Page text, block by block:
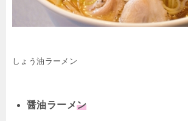
しょう油ラーメン
醤油ラーメン